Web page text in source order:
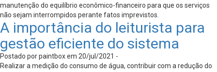
manutenção do equilíbrio econômico-financeiro para que os serviços
não sejam interrompidos perante fatos imprevistos.
A importância do leiturista para
gestão eficiente do sistema
Postado por paintbox em 20/jul/2021 -
Realizar a medição do consumo de água, contribuir com a redução do